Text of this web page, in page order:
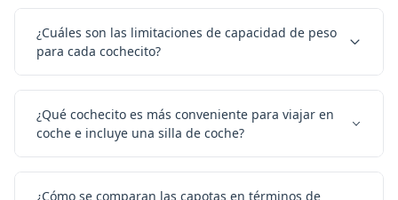
¿Cuáles son las limitaciones de capacidad de peso
para cada cochecito?
¿Qué cochecito es más conveniente para viajar en
coche e incluye una silla de coche?
¿Cómo se comparan las capotas en términos de